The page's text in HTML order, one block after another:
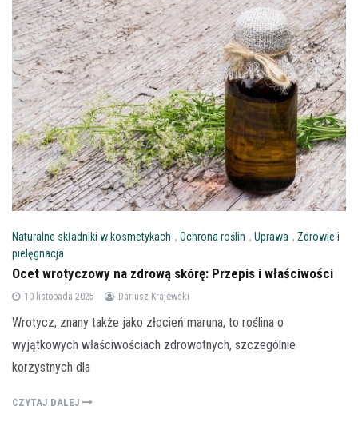
Naturalne składniki w kosmetykach , Ochrona roślin , Uprawa , Zdrowie i
pielęgnacja
Ocet wrotyczowy na zdrową skórę: Przepis i właściwości
10 listopada 2025 Dariusz Krajewski
Wrotycz, znany także jako złocień maruna, to roślina o
wyjątkowych właściwościach zdrowotnych, szczególnie
korzystnych dla
CZYTAJ DALEJ